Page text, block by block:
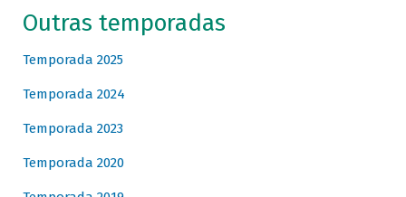
Outras temporadas
Temporada 2025
Temporada 2024
Temporada 2023
Temporada 2020